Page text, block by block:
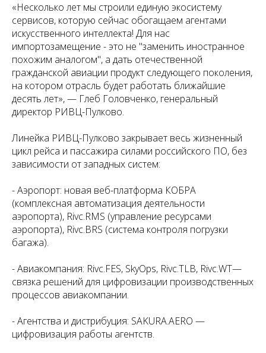
«Несколько лет мы строили единую экосистему
сервисов, которую сейчас обогащаем агентами
искусственного интеллекта! Для нас
импортозамещение - это не "заменить иностранное
похожим аналогом", а дать отечественной
гражданской авиации продукт следующего поколения,
на котором отрасль будет работать ближайшие
десять лет», — Глеб Головченко, генеральный
директор РИВЦ-Пулково.
Линейка РИВЦ-Пулково закрывает весь жизненный
цикл рейса и пассажира силами российского ПО, без
зависимости от западных систем:
- Аэропорт: новая веб-платформа КОБРА
(комплексная автоматизация деятельности
аэропорта), Rivc.RMS (управление ресурсами
аэропорта), Rivc.BRS (система контроля погрузки
багажа).
- Авиакомпания: Rivc.FES, SkyOps, Rivc.TLB, Rivc.WT—
связка решений для цифровизации производственных
процессов авиакомпании.
- Агентства и дистрибуция: SAKURA.AERO —
цифровизация работы агентств.